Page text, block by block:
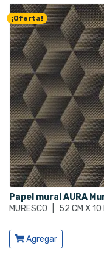
¡Oferta!
Papel mural AURA
MURESCO
52 CM X 10
Ver producto
Agregar